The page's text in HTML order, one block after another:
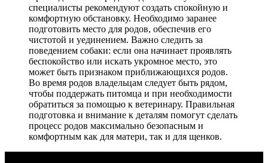
специалисты рекомендуют создать спокойную и
комфортную обстановку. Необходимо заранее
подготовить место для родов, обеспечив его
чистотой и уединением. Важно следить за
поведением собаки: если она начинает проявлять
беспокойство или искать укромное место, это
может быть признаком приближающихся родов.
Во время родов владельцам следует быть рядом,
чтобы поддержать питомца и при необходимости
обратиться за помощью к ветеринару. Правильная
подготовка и внимание к деталям помогут сделать
процесс родов максимально безопасным и
комфортным как для матери, так и для щенков.